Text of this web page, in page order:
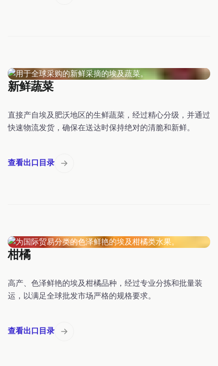
新鲜蔬菜
直接产自埃及肥沃地区的生鲜蔬菜，经过精心分级，并通过
快速物流发货，确保在送达时保持绝对的清脆和新鲜。
查看出口目录
柑橘
高产、色泽鲜艳的埃及柑橘品种，经过专业分拣和批量装
运，以满足全球批发市场严格的规格要求。
查看出口目录